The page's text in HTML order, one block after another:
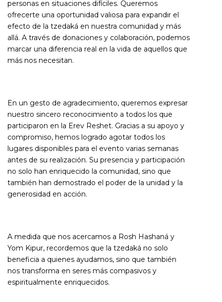
personas en situaciones difíciles. Queremos
ofrecerte una oportunidad valiosa para expandir el
efecto de la tzedaká en nuestra comunidad y más
allá. A través de donaciones y colaboración, podemos
marcar una diferencia real en la vida de aquellos que
más nos necesitan.
En un gesto de agradecimiento, queremos expresar
nuestro sincero reconocimiento a todos los que
participaron en la Erev Reshet. Gracias a su apoyo y
compromiso, hemos logrado agotar todos los
lugares disponibles para el evento varias semanas
antes de su realización. Su presencia y participación
no solo han enriquecido la comunidad, sino que
también han demostrado el poder de la unidad y la
generosidad en acción.
A medida que nos acercamos a Rosh Hashaná y
Yom Kipur, recordemos que la tzedaká no solo
beneficia a quienes ayudamos, sino que también
nos transforma en seres más compasivos y
espiritualmente enriquecidos.